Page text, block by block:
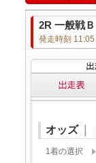
2R 一般戦Ｂ
発走時刻 11:05
オッズ
1着の選択